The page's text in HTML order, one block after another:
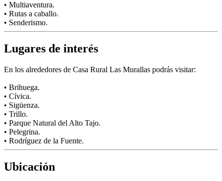
• Multiaventura.
• Rutas a caballo.
• Senderismo.
Lugares de interés
En los alrededores de Casa Rural Las Murallas podrás visitar:
• Brihuega.
• Cívica.
• Sigüenza.
• Trillo.
• Parque Natural del Alto Tajo.
• Pelegrina.
• Rodríguez de la Fuente.
Ubicación